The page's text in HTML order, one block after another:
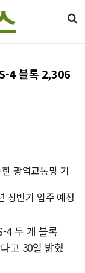
4 블록 2,306
광역교통망 기
상반기 입주 예정
4 두 개 블록
고 30일 밝혔